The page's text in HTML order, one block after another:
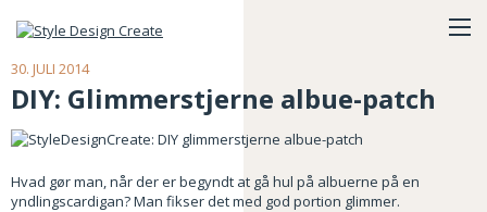
30. JULI 2014
DIY: Glimmerstjerne albue-patch
Hvad gør man, når der er begyndt at gå hul på albuerne på en
yndlingscardigan? Man fikser det med god portion glimmer.